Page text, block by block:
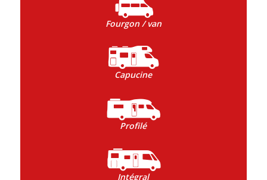
Fourgon / van
Capucine
Profilé
Intégral